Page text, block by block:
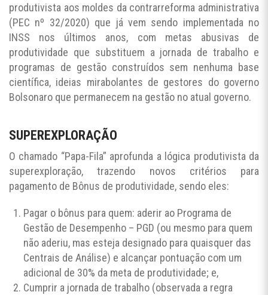
produtivista aos moldes da contrarreforma administrativa
(PEC nº 32/2020) que já vem sendo implementada no
INSS nos últimos anos, com metas abusivas de
produtividade que substituem a jornada de trabalho e
programas de gestão construídos sem nenhuma base
científica, ideias mirabolantes de gestores do governo
Bolsonaro que permanecem na gestão no atual governo.
SUPEREXPLORAÇÃO
O chamado “Papa-Fila” aprofunda a lógica produtivista da
superexploração, trazendo novos critérios para
pagamento de Bônus de produtividade, sendo eles:
Pagar o bônus para quem: aderir ao Programa de
Gestão de Desempenho – PGD (ou mesmo para quem
não aderiu, mas esteja designado para quaisquer das
Centrais de Análise) e alcançar pontuação com um
adicional de 30% da meta de produtividade; e,
Cumprir a jornada de trabalho (observada a regra